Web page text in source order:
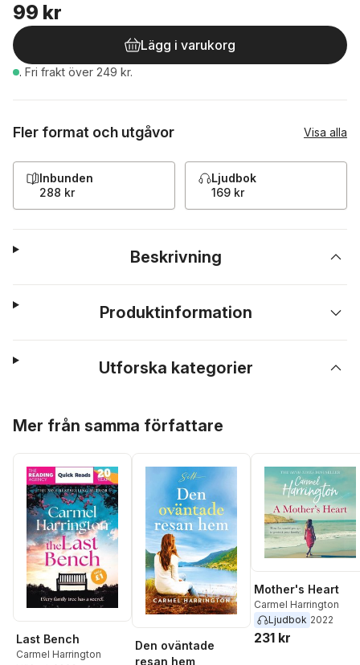
99 kr
Lägg i varukorg
. Fri frakt över 249 kr.
Fler format och utgåvor Visa alla
Inbunden
288 kr
Ljudbok
169 kr
Beskrivning
Produktinformation
Utforska kategorier
Mer från samma författare
Last Bench
Carmel Harrington
Den oväntade
resan hem
Mother's Heart
Carmel Harrington
Ljudbok 2022
231 kr